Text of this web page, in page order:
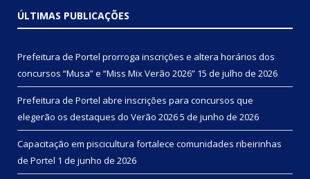
ÚLTIMAS PUBLICAÇÕES
Prefeitura de Portel prorroga inscrições e altera horários dos
concursos “Musa” e “Miss Mix Verão 2026” 15 de julho de 2026
Prefeitura de Portel abre inscrições para concursos que
elegerão os destaques do Verão 20265 de junho de 2026
Capacitação em piscicultura fortalece comunidades ribeirinhas
de Portel 1 de junho de 2026